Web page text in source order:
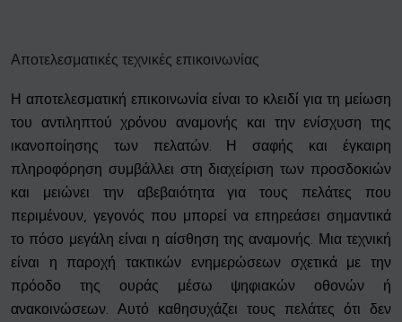
Αποτελεσματικές τεχνικές επικοινωνίας
Η αποτελεσματική επικοινωνία είναι το κλειδί για τη μείωση
του αντιληπτού χρόνου αναμονής και την ενίσχυση της
ικανοποίησης των πελατών. Η σαφής και έγκαιρη
πληροφόρηση συμβάλλει στη διαχείριση των προσδοκιών
και μειώνει την αβεβαιότητα για τους πελάτες που
περιμένουν, γεγονός που μπορεί να επηρεάσει σημαντικά
το πόσο μεγάλη είναι η αίσθηση της αναμονής. Μια τεχνική
είναι η παροχή τακτικών ενημερώσεων σχετικά με την
πρόοδο της ουράς μέσω ψηφιακών οθονών ή
ανακοινώσεων. Αυτό καθησυχάζει τους πελάτες ότι δεν